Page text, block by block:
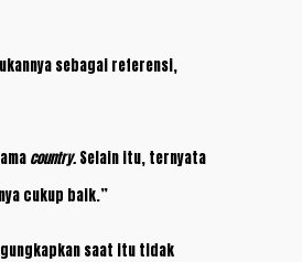
sebagai referensi,
country. Selain itu, ternyata
cukup baik.”
saat itu tidak